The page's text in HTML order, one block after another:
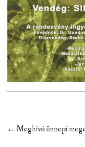
Post
← Meghívó ünnepi